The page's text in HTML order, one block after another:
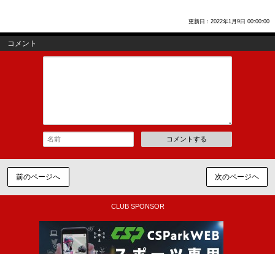
更新日：2022年1月9日 00:00:00
コメント
コメントする
前のページへ 次のページヘ
CLUB SPONSOR